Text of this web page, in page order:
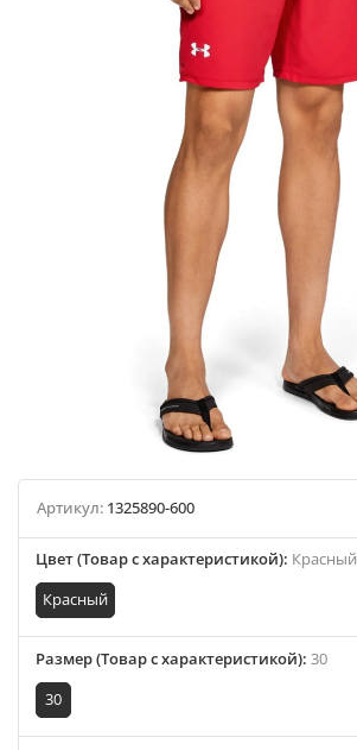
Артикул: 1325890-600
Цвет (Товар с характеристикой): Красный
Красный
Размер (Товар с характеристикой): 30
30